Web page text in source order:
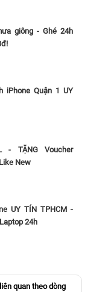
giông - Ghé 24h
iPhone Quận 1 UY
- TẶNG Voucher
New
UY TÍN TPHCM -
24h
quan theo dòng